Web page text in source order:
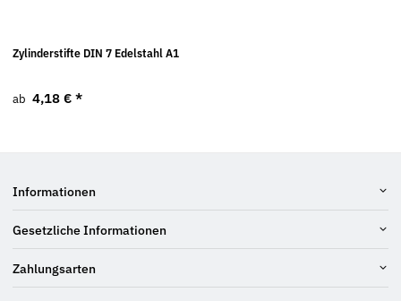
Zylinderstifte DIN 7 Edelstahl A1
ab 4,18 € *
Informationen
Gesetzliche Informationen
Zahlungsarten